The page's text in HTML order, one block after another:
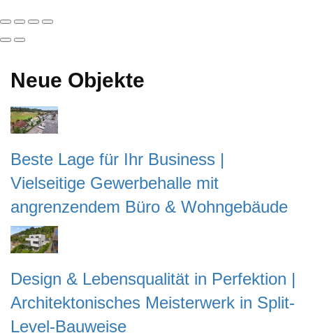
Neue Objekte
Beste Lage für Ihr Business |
Vielseitige Gewerbehalle mit
angrenzendem Büro & Wohngebäude
Design & Lebensqualität in Perfektion |
Architektonisches Meisterwerk in Split-
Level-Bauweise